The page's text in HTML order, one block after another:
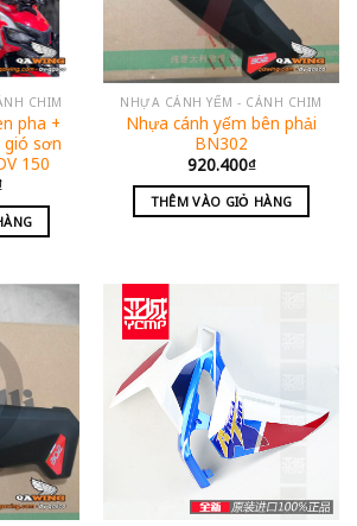
CHIM
pha +
sơn
150
NHỰA CÁNH YẾM - CÁNH CHIM
Nhựa cánh yếm bên phải
BN302
920.400₫
THÊM VÀO GIỎ HÀNG